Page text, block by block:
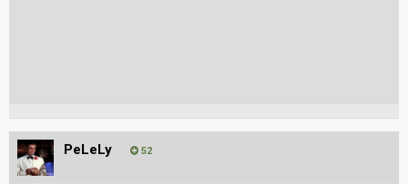
PeLeLy 52